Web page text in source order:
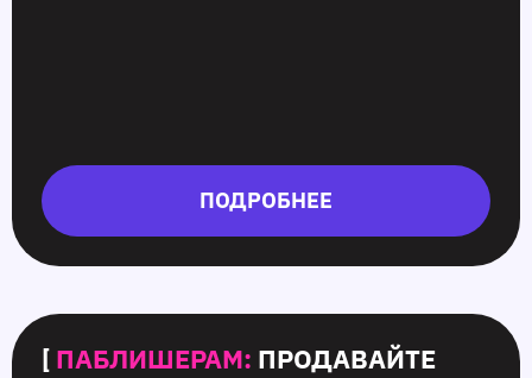
ПОДРОБНЕЕ
[ ПАБЛИШЕРАМ: ПРОДАВАЙТЕ